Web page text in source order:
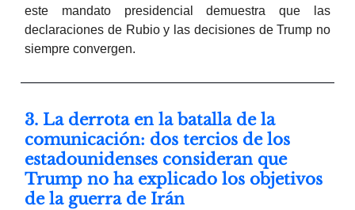
este mandato presidencial demuestra que las
declaraciones de Rubio y las decisiones de Trump no
siempre convergen.
3. La derrota en la batalla de la
comunicación: dos tercios de los
estadounidenses consideran que
Trump no ha explicado los objetivos
de la guerra de Irán